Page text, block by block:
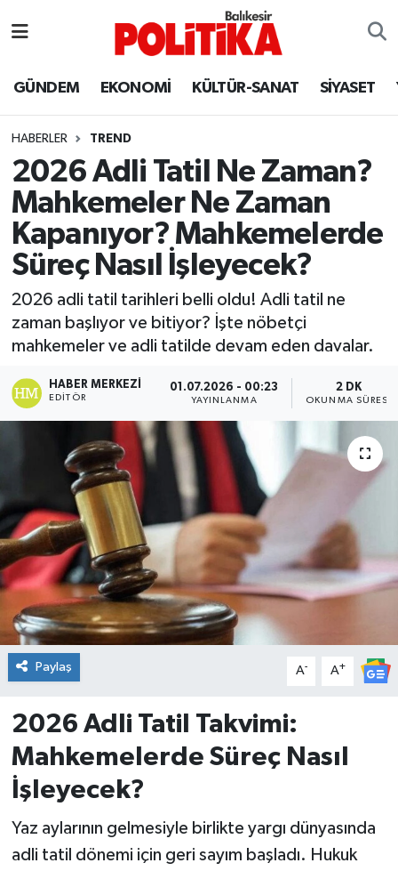
GÜNDEM EKONOMİ KÜLTÜR-SANAT SİYASET
HABERLER TREND
2026 Adli Tatil Ne Zaman?
Mahkemeler Ne Zaman
Kapanıyor? Mahkemelerde
Süreç Nasıl İşleyecek?
2026 adli tatil tarihleri belli oldu! Adli tatil ne
zaman başlıyor ve bitiyor? İşte nöbetçi
mahkemeler ve adli tatilde devam eden davalar.
HABER MERKEZI
EDITÖR
01.07.2026 - 00:23
YAYINLANMA
2 DK
OKUNMA SÜRESI
Paylaş A- A+
2026 Adli Tatil Takvimi:
Mahkemelerde Süreç Nasıl
İşleyecek?
Yaz aylarının gelmesiyle birlikte yargı dünyasında
adli tatil dönemi için geri sayım başladı. Hukuk
Ayvalık
Balya
Bandırma
Bigadiç
BİYOGRAFİLER
Burhaniye
ÇEVRE
Dursunbey
Edremit
EĞİTİM
EKONOMİ
Erdek
Gönen
Havran
İvrindi
Balıkesir Hava Durumu
Balıkesir Namaz Vakitleri
Balıkesir Trafik Yoğunluk Haritası
Süper Lig Puan Durumu ve Fikstür
Tüm Manşetler
Son Dakika Haberleri
Haber Arşivi